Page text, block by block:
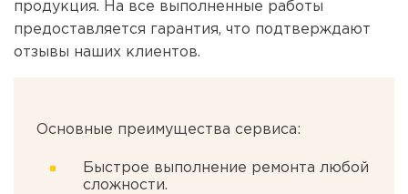
продукция. На все выполненные работы
предоставляется гарантия, что подтверждают
отзывы наших клиентов.
Основные преимущества сервиса:
Быстрое выполнение ремонта любой
сложности.